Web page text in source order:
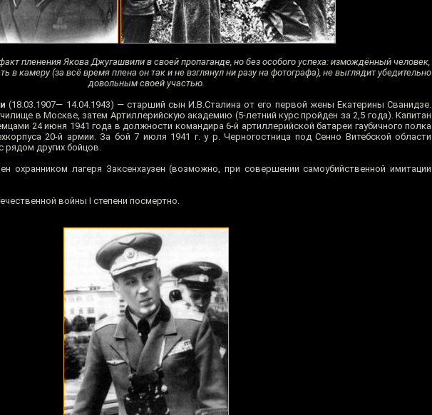
пленения Якова Джугашвили в своей пропаганде, но без особого успеха: измождённый человек,
в камеру (за всё время плена он так и не взглянул ни разу на фотографа), не выглядит убедительно
довольным своей участью.
(18.03.1907— 14.04.1943) — старший сын И.В.Сталина от его первой жены Екатерины Сванидзе.
в Москве, затем Артиллерийскую академию (5-летний курс пройден за 2,5 года). Капитан
24 июня 1941 года в должности командира 6-й артиллерийской батареи гаубичного полка
20-й армии. За бой 7 июля 1941 г. у р. Черногостница под Сенно Витебской области
рядом других бойцов.
охранником лагеря Заксенхаузен (возможно, при совершении самоубийственной имитации
войны I степени посмертно.